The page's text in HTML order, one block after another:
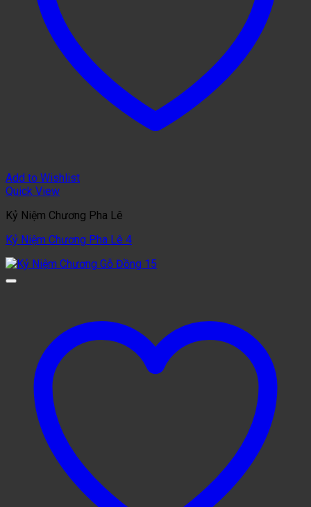
Add to Wishlist
Quick View
Kỷ Niệm Chương Pha Lê
Kỷ Niệm Chương Pha Lê 4